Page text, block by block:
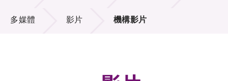
項目及資助計劃
活動及消息
多媒體 影片 機構影片